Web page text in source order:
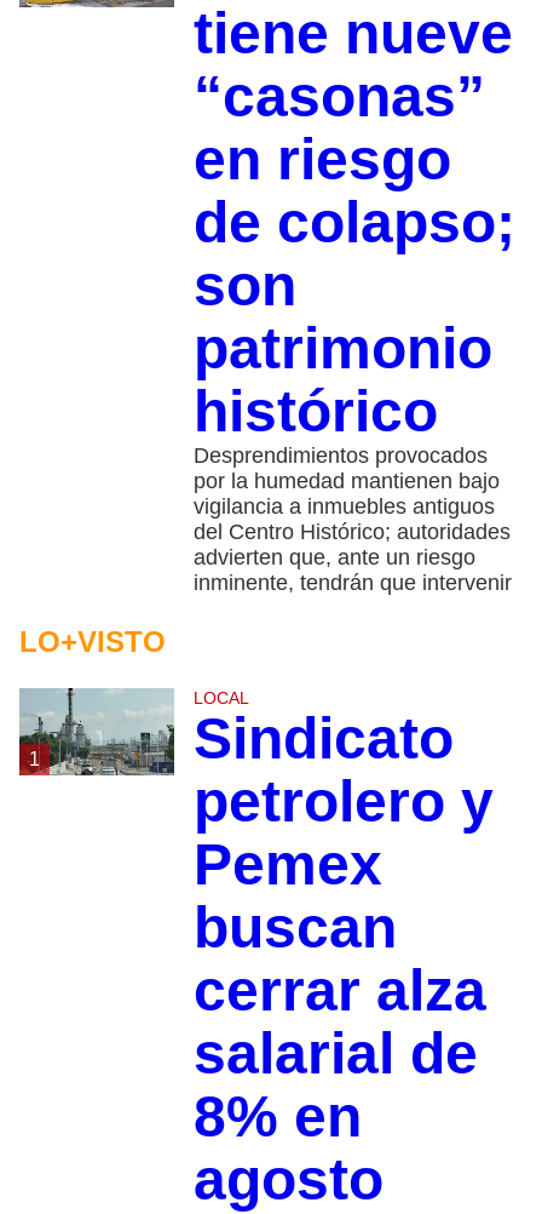
tiene nueve
“casonas”
en riesgo
de colapso;
son
patrimonio
histórico
Desprendimientos provocados
por la humedad mantienen bajo
vigilancia a inmuebles antiguos
del Centro Histórico; autoridades
advierten que, ante un riesgo
inminente, tendrán que intervenir
LO+VISTO
1
LOCAL
Sindicato
petrolero y
Pemex
buscan
cerrar alza
salarial de
8% en
agosto